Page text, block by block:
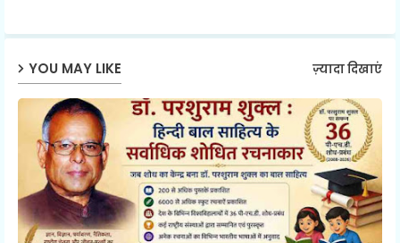
ap
YOU MAY LIKE ज़्यादा दिखाएं